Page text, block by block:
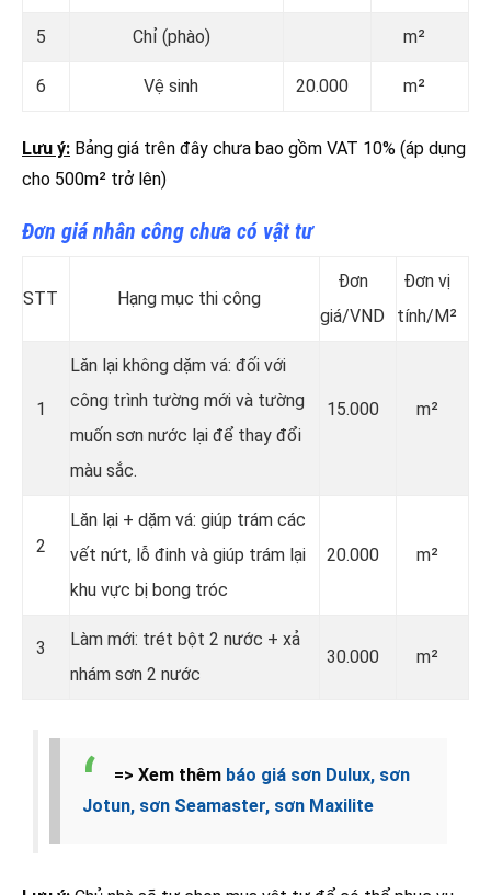
5 Chỉ (phào) m²
6 Vệ sinh 20.000 m²
Lưu ý: Bảng giá trên đây chưa bao gồm VAT 10% (áp dụng
cho 500m² trở lên)
Đơn giá nhân công chưa có vật tư
STT Hạng mục thi công
Đơn
giá/VND
Đơn vị
tính/M²
1
Lăn lại không dặm vá: đối với
công trình tường mới và tường
muốn sơn nước lại để thay đổi
màu sắc.
15.000 m²
2
Lăn lại + dặm vá: giúp trám các
vết nứt, lỗ đinh và giúp trám lại
khu vực bị bong tróc
20.000 m²
3
Làm mới: trét bột 2 nước + xả
nhám sơn 2 nước
30.000 m²
=> Xem thêm báo giá sơn Dulux, sơn
Jotun, sơn Seamaster, sơn Maxilite